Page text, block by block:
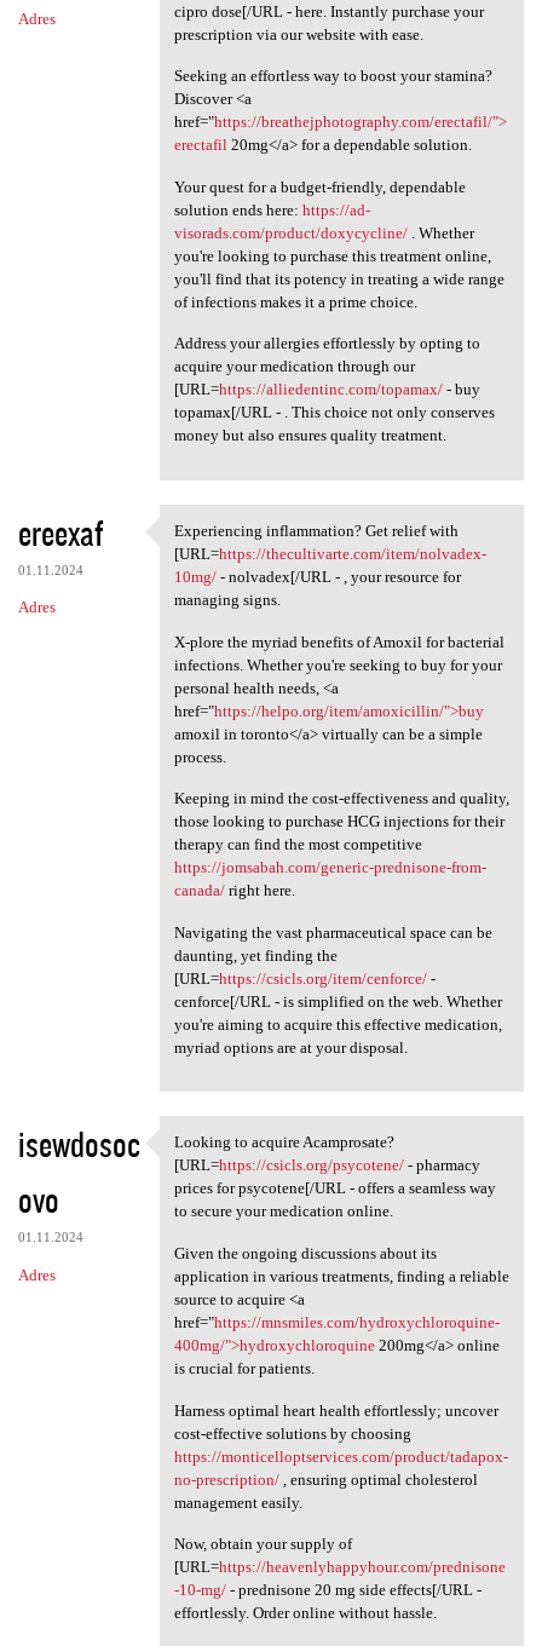
Adres
cipro dose[/URL - here. Instantly purchase your
prescription via our website with ease.
Seeking an effortless way to boost your stamina?
Discover <a
href="https://breathejphotography.com/erectafil/">
erectafil20mg</a> for a dependable solution.
Your quest for a budget-friendly, dependable
solution ends here: https://ad-
visorads.com/product/doxycycline/. Whether
you're looking to purchase this treatment online,
you'll find that its potency in treating a wide range
of infections makes it a prime choice.
Address your allergies effortlessly by opting to
acquire your medication through our
[URL=https://alliedentinc.com/topamax/- buy
topamax[/URL - . This choice not only conserves
money but also ensures quality treatment.
ereexaf
01.11.2024
Adres
Experiencing inflammation?
Experiencing inflammation? Get relief with
[URL=https://thecultivarte.com/item/nolvadex-
10mg/- nolvadex[/URL - , your resource for
managing signs.
X-plore the myriad benefits of Amoxil for bacterial
infections. Whether you're seeking to buy for your
personal health needs, <a
href="https://helpo.org/item/amoxicillin/">buy
amoxil in toronto</a> virtually can be a simple
process.
Keeping in mind the cost-effectiveness and quality,
those looking to purchase HCG injections for their
therapy can find the most competitive
https://jomsabah.com/generic-prednisone-from-
canada/right here.
Navigating the vast pharmaceutical space can be
daunting, yet finding the
[URL=https://csicls.org/item/cenforce/-
cenforce[/URL - is simplified on the web. Whether
you're aiming to acquire this effective medication,
myriad options are at your disposal.
isewdosoc
ovo
01.11.2024
Adres
Looking to acquire
Looking to acquire Acamprosate?
[URL=https://csicls.org/psycotene/- pharmacy
prices for psycotene[/URL - offers a seamless way
to secure your medication online.
Given the ongoing discussions about its
application in various treatments, finding a reliable
source to acquire <a
href="https://mnsmiles.com/hydroxychloroquine-
400mg/">hydroxychloroquine200mg</a> online
is crucial for patients.
Harness optimal heart health effortlessly; uncover
cost-effective solutions by choosing
https://monticelloptservices.com/product/tadapox-
no-prescription/, ensuring optimal cholesterol
management easily.
Now, obtain your supply of
[URL=https://heavenlyhappyhour.com/prednisone
-10-mg/- prednisone 20 mg side effects[/URL -
effortlessly. Order online without hassle.